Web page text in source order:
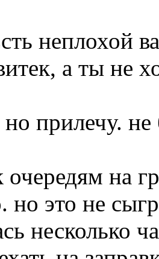
неплохой
а ты не
прилечу.
на
но это не
несколько